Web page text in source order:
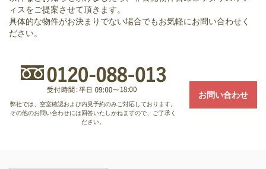
ィスをご提案させて頂きます。
具体的な物件がお決まりでない場合でもお気軽にお問い合わせく
ださい。
弊社では、空室確認および内見予約のみご対応しております。
その他のお問い合わせには回答いたしかねますので、ご了承く
ださい。
お問い合わせ